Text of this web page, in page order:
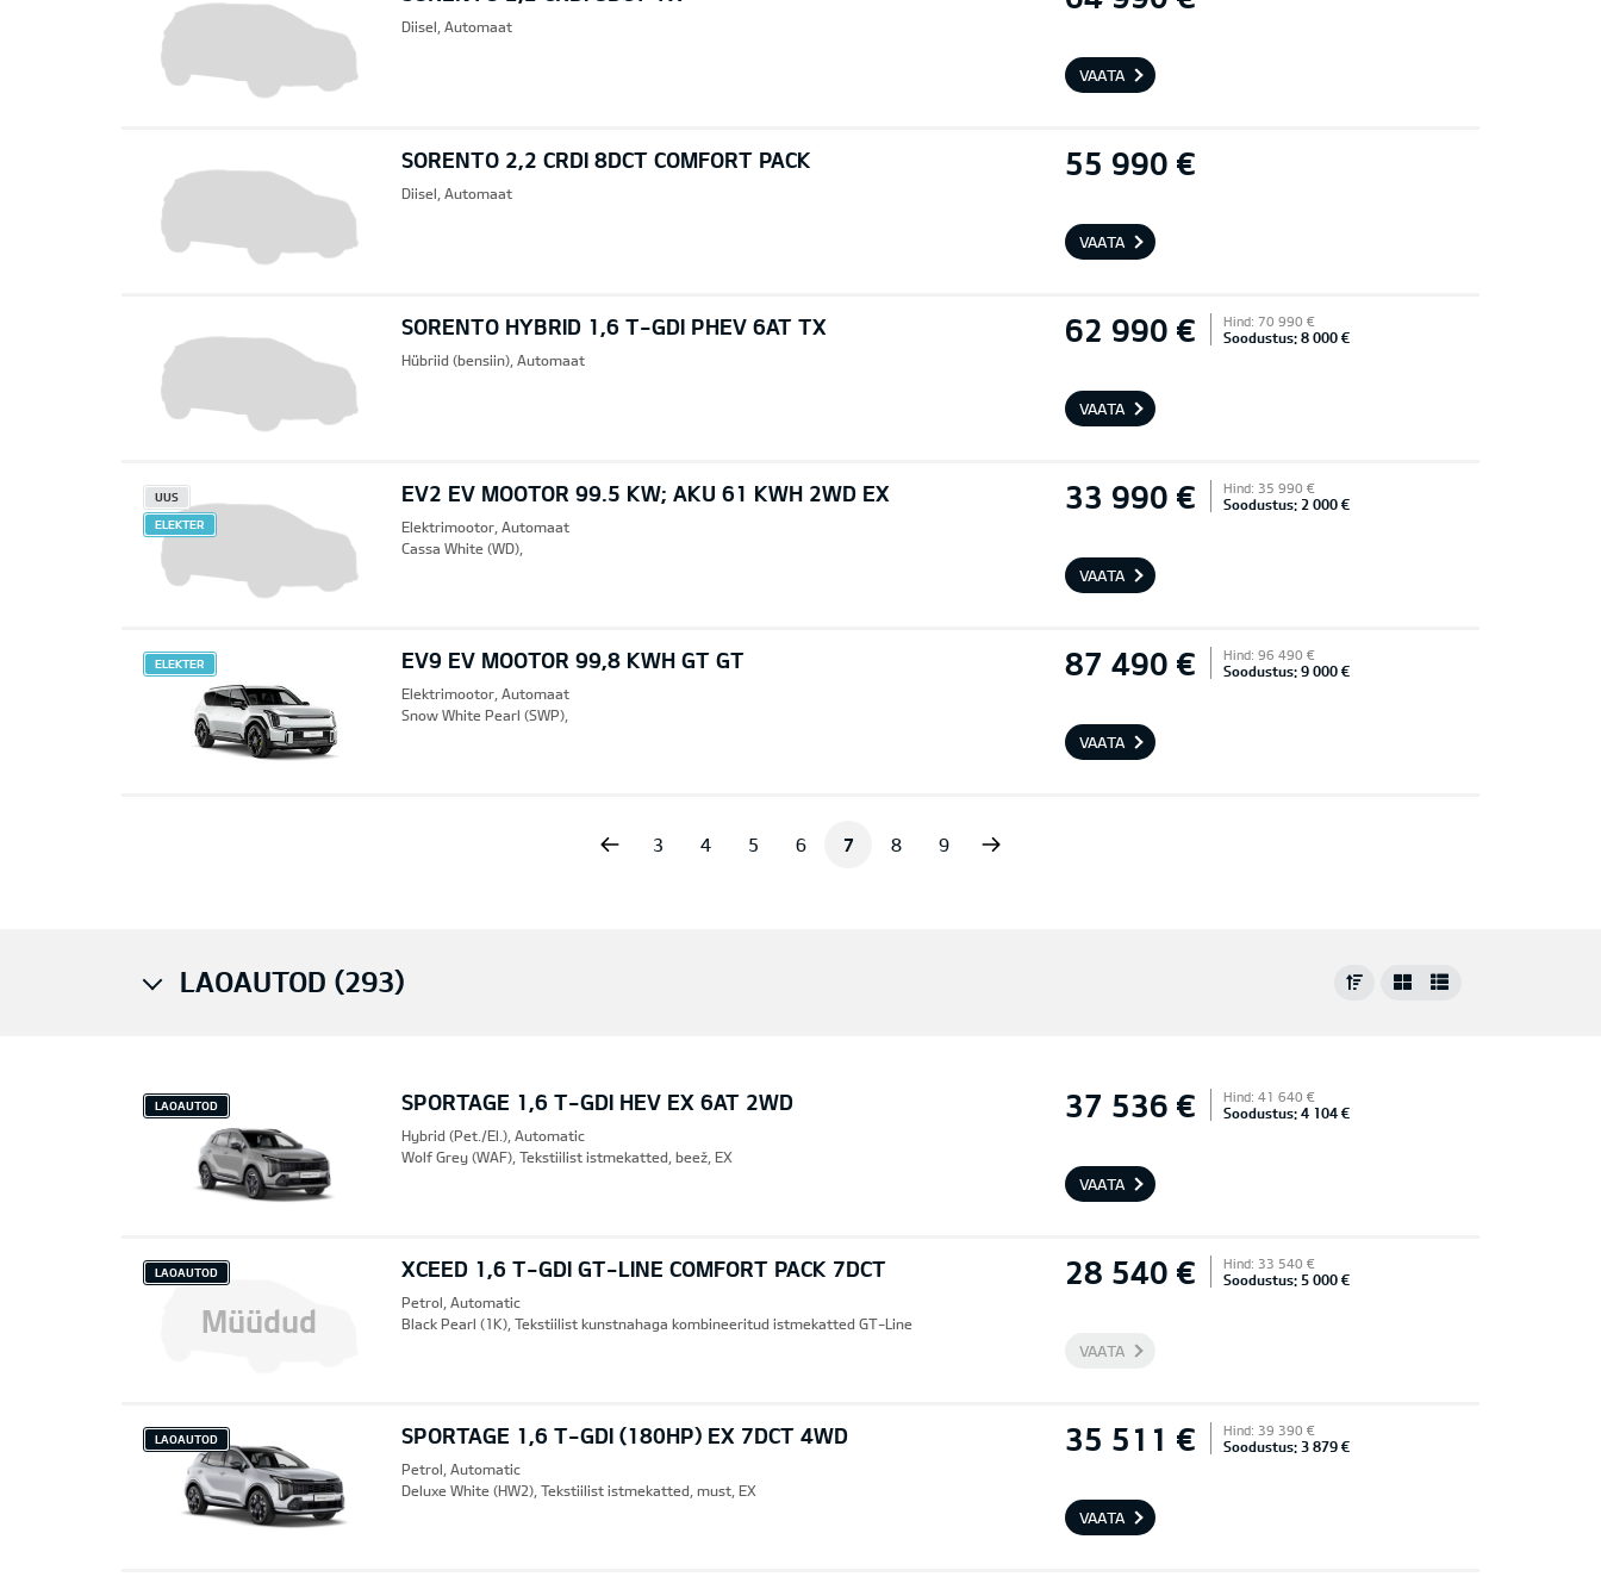
Diisel, Automaat
VAATA
SORENTO 2,2 CRDI 8DCT COMFORT PACK 55 990 €
Diisel, Automaat
VAATA
SORENTO HYBRID 1,6 T-GDI PHEV 6AT TX 62 990 € Hind: 70 990 €
Soodustus: 8 000 €
Hübriid (bensiin), Automaat
VAATA
EV2 EV MOOTOR 99.5 KW; AKU 61 KWH 2WD EX 33 990 € Hind: 35 990 €
Soodustus: 2 000 €
UUS
ELEKTER
Elektrimootor, Automaat
Cassa White (WD),
VAATA
EV9 EV MOOTOR 99,8 KWH GT GT 87 490 € Hind: 96 490 €
Soodustus: 9 000 €
ELEKTER
Elektrimootor, Automaat
Snow White Pearl (SWP),
VAATA
3 4 5 6 7 8 9
LAOAUTOD (293)
SPORTAGE 1,6 T-GDI HEV EX 6AT 2WD 37 536 € Hind: 41 640 €
Soodustus: 4 104 €
LAOAUTOD
Hybrid (Pet./El.), Automatic
Wolf Grey (WAF), Tekstiilist istmekatted, beež, EX
VAATA
XCEED 1,6 T-GDI GT-LINE COMFORT PACK 7DCT
Müüdud
28 540 € Hind: 33 540 €
Soodustus: 5 000 €
LAOAUTOD
Petrol, Automatic
Black Pearl (1K), Tekstiilist kunstnahaga kombineeritud istmekatted GT-Line
VAATA
SPORTAGE 1,6 T-GDI (180HP) EX 7DCT 4WD 35 511 € Hind: 39 390 €
Soodustus: 3 879 €
LAOAUTOD
Petrol, Automatic
Deluxe White (HW2), Tekstiilist istmekatted, must, EX
VAATA